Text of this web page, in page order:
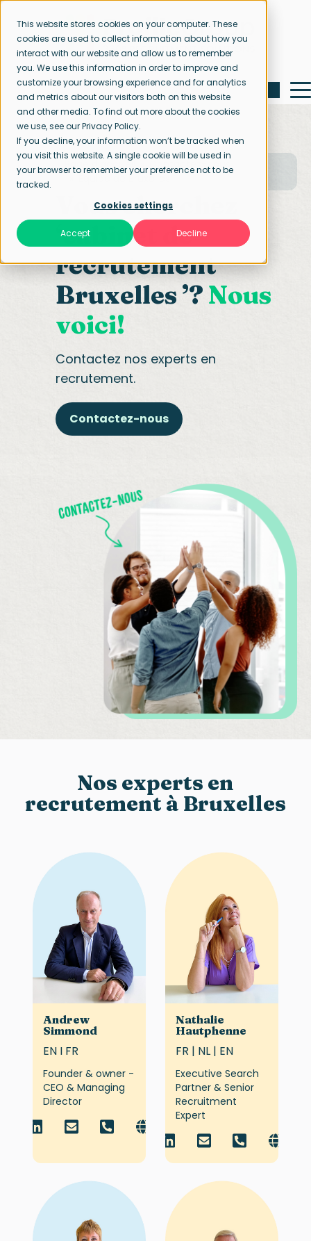
This website stores cookies on your computer. These
cookies are used to collect information about how you
interact with our website and allow us to remember
you. We use this information in order to improve and
customize your browsing experience and for analytics
and metrics about our visitors both on this website
and other media. To find out more about the cookies
we use, see our Privacy Policy.
If you decline, your information won’t be tracked when
you visit this website. A single cookie will be used in
your browser to remember your preference not to be
tracked.
Cookies settings
Accept Decline
Page d’accueil
Contactez-nous
Équipe de Bruxelles
Vous cherchez
‘cabinet de
recrutement
Bruxelles ’? Nous
voici!
Contactez nos experts en
recrutement.
Contactez-nous
Nos experts en
recrutement à Bruxelles
Andrew
Simmond
EN I FR
Founder & owner -
CEO & Managing
Director
Nathalie
Hautphenne
FR | NL | EN
Executive Search
Partner & Senior
Recruitment
Expert